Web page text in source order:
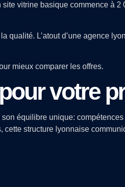
vitrine basique commence à
qualité. L’atout d’une agence
mieux comparer les offres.
votre
son équilibre unique:
structure lyonnaise